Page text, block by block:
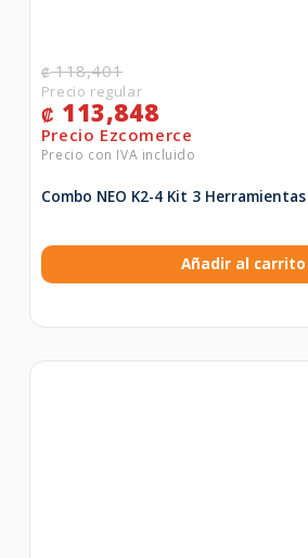
₡118,401
₡ 113,848
Combo NEO K2-4 Kit 3 Herramientas
Añadir al carrito